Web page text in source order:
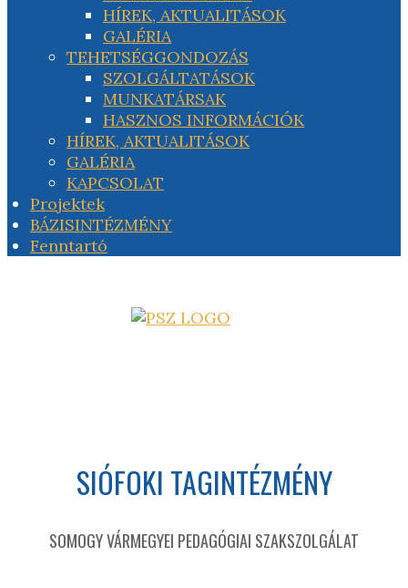
HÍREK, AKTUALITÁSOK
GALÉRIA
TEHETSÉGGONDOZÁS
SZOLGÁLTATÁSOK
MUNKATÁRSAK
HASZNOS INFORMÁCIÓK
HÍREK, AKTUALITÁSOK
GALÉRIA
KAPCSOLAT
Projektek
BÁZISINTÉZMÉNY
Fenntartó
SIÓFOKI TAGINTÉZMÉNY
SOMOGY VÁRMEGYEI PEDAGÓGIAI SZAKSZOLGÁLAT